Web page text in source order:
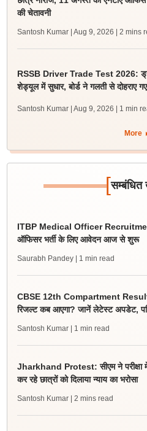
की चेतावनी
Santosh Kumar | Aug 9, 2026 | 2 mins
RSSB Driver Trade Test 2026:
शेड्यूल में सुधार, बोर्ड ने गलती से दोहराए
Santosh Kumar | Aug 9, 2026 | 1 min
More
[सम्बंधित
ITBP Medical Officer
ऑफिसर भर्ती के लिए आवेदन आज से शुरू
Saurabh Pandey | 1 min read
CBSE 12th Compartment Result
रिजल्ट कब आएगा? जानें लेटेस्ट अपडेट,
Santosh Kumar | 1 min read
Jharkhand Protest: सीएम ने परीक्षा
कर रहे छात्रों को दिलाया न्याय का भरोसा
Santosh Kumar | 2 mins read